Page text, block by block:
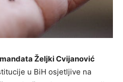
Željki Cvijanović
u BiH osjetljive na